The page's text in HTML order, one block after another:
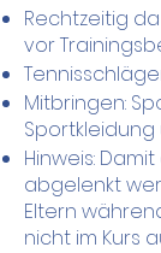
Rechtzeitig
vor
Mitbringen:
Hinweis:
abgelenkt
Eltern
nicht im Kurs